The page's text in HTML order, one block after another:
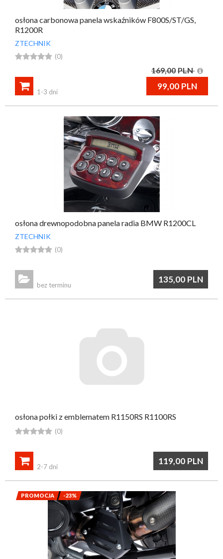
osłona carbonowa panela wskaźników F800S/ST/GS,
R1200R
ZTECHNIK
 (0)
169,00 PLN
99,00 PLN

1-3 dni
osłona drewnopodobna panela radia BMW R1200CL
ZTECHNIK
 (0)
135,00 PLN

bez terminu
osłona połki z emblematem R1150RS R1100RS
 (0)
119,00 PLN

2-7 dni
PROMOCJA -23%